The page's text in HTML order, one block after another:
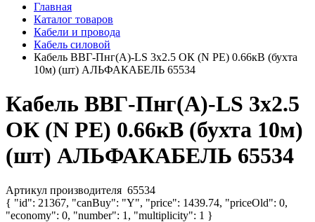
Главная
Каталог товаров
Кабели и провода
Кабель силовой
Кабель ВВГ-Пнг(А)-LS 3х2.5 ОК (N PE) 0.66кВ (бухта
10м) (шт) АЛЬФАКАБЕЛЬ 65534
Кабель ВВГ-Пнг(А)-LS 3х2.5
ОК (N PE) 0.66кВ (бухта 10м)
(шт) АЛЬФАКАБЕЛЬ 65534
Артикул производителя 65534
{ "id": 21367, "canBuy": "Y", "price": 1439.74, "priceOld": 0,
"economy": 0, "number": 1, "multiplicity": 1 }